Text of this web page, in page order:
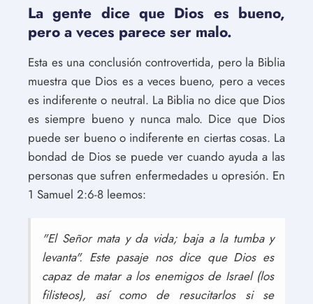
La gente dice que Dios es bueno,
pero a veces parece ser malo.
Esta es una conclusión controvertida, pero la Biblia
muestra que Dios es a veces bueno, pero a veces
es indiferente o neutral. La Biblia no dice que Dios
es siempre bueno y nunca malo. Dice que Dios
puede ser bueno o indiferente en ciertas cosas. La
bondad de Dios se puede ver cuando ayuda a las
personas que sufren enfermedades u opresión. En
1 Samuel 2:6-8 leemos:
"El Señor mata y da vida; baja a la tumba y
levanta". Este pasaje nos dice que Dios es
capaz de matar a los enemigos de Israel (los
filisteos), así como de resucitarlos si se